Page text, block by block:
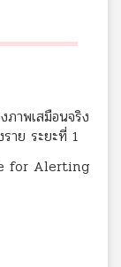
าพเสมือนจริง
าย ระยะที่ 1
for Alerting